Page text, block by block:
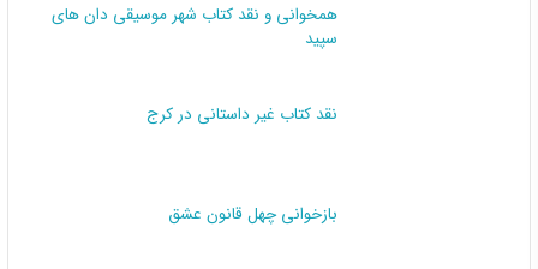
همخوانی و نقد کتاب شهر موسیقی دان های
سپید
نقد کتاب غیر داستانی در کرج
بازخوانی چهل قانون عشق